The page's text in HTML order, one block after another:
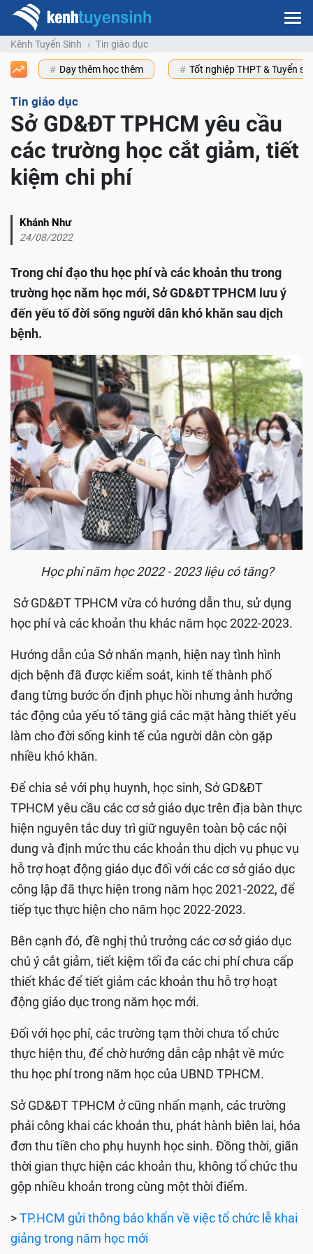
Kênh Tuyển Sinh Tin giáo dục
Dạy thêm học thêm Tốt nghiệp THPT & Tuyển
Tin giáo dục
Sở GD&ĐT TPHCM yêu cầu
các trường học cắt giảm, tiết
kiệm chi phí
Khánh Như
24/08/2022
Trong chỉ đạo thu học phí và các khoản thu trong
trường học năm học mới, Sở GD&ĐT TPHCM lưu ý
đến yếu tố đời sống người dân khó khăn sau dịch
bệnh.
Học phí năm học 2022 - 2023 liệu có tăng?
Sở GD&ĐT TPHCM vừa có hướng dẫn thu, sử dụng
học phí và các khoản thu khác năm học 2022-2023.
Hướng dẫn của Sở nhấn mạnh, hiện nay tình hình
dịch bệnh đã được kiểm soát, kinh tế thành phố
đang từng bước ổn định phục hồi nhưng ảnh hưởng
tác động của yếu tố tăng giá các mặt hàng thiết yếu
làm cho đời sống kinh tế của người dân còn gặp
nhiều khó khăn.
Để chia sẻ với phụ huynh, học sinh, Sở GD&ĐT
TPHCM yêu cầu các cơ sở giáo dục trên địa bàn thực
hiện nguyên tắc duy trì giữ nguyên toàn bộ các nội
dung và định mức thu các khoản thu dịch vụ phục vụ
hỗ trợ hoạt động giáo dục đối với các cơ sở giáo dục
công lập đã thực hiện trong năm học 2021-2022, để
tiếp tục thực hiện cho năm học 2022-2023.
Bên cạnh đó, đề nghị thủ trưởng các cơ sở giáo dục
chú ý cắt giảm, tiết kiệm tối đa các chi phí chưa cấp
thiết khác để tiết giảm các khoản thu hỗ trợ hoạt
động giáo dục trong năm học mới.
Đối với học phí, các trường tạm thời chưa tổ chức
thực hiện thu, để chờ hướng dẫn cập nhật về mức
thu học phí trong năm học của UBND TPHCM.
Sở GD&ĐT TPHCM ở cũng nhấn mạnh, các trường
phải công khai các khoản thu, phát hành biên lai, hóa
đơn thu tiền cho phụ huynh học sinh. Đồng thời, giãn
thời gian thực hiện các khoản thu, không tổ chức thu
gộp nhiều khoản trong cùng một thời điểm.
>TP.HCM gửi thông báo khẩn về việc tổ chức lễ khai
giảng trong năm học mới